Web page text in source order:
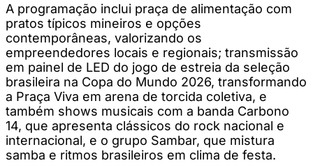
A programação inclui praça de alimentação com
pratos típicos mineiros e opções
contemporâneas, valorizando os
empreendedores locais e regionais; transmissão
em painel de LED do jogo de estreia da seleção
brasileira na Copa do Mundo 2026, transformando
a Praça Viva em arena de torcida coletiva, e
também shows musicais com a banda Carbono
14, que apresenta clássicos do rock nacional e
internacional, e o grupo Sambar, que mistura
samba e ritmos brasileiros em clima de festa.